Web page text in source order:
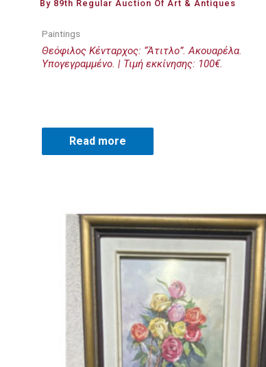
By 89th Regular Auction Of Art & Antiques
Paintings
Θεόφιλος Κένταρχος: “Άτιτλο”. Ακουαρέλα.
Υπογεγραμμένο. | Τιμή εκκίνησης: 100€.
Read more